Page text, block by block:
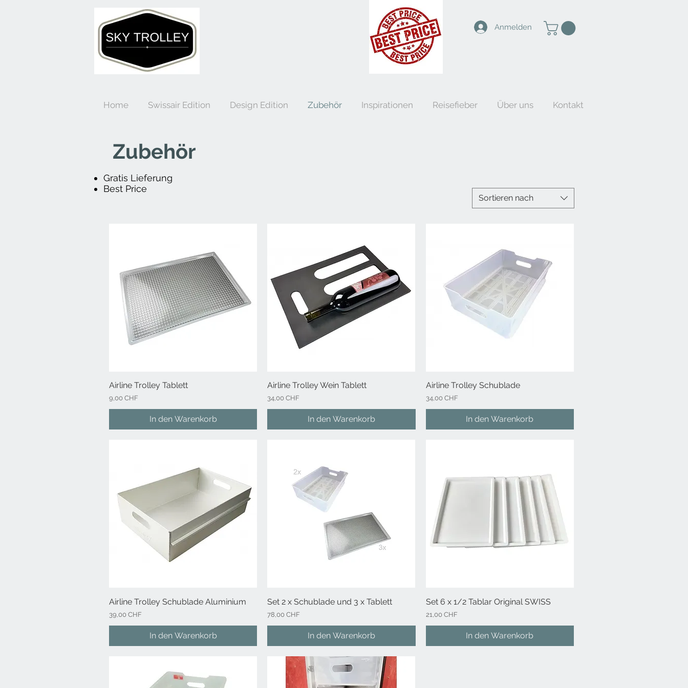
Anmelden
Home Swissair Edition Design Edition Zubehör Inspirationen Reisefieber Über uns Kontakt
Zubehör
Sortieren nach
Schnellansicht
Airline Trolley Tablett
Preis
9,00 CHF
In den Warenkorb
Schnellansicht
Airline Trolley Wein Tablett
Preis
34,00 CHF
In den Warenkorb
Schnellansicht
Airline Trolley Schublade
Preis
34,00 CHF
In den Warenkorb
Schnellansicht
Airline Trolley Schublade Aluminium
Preis
39,00 CHF
In den Warenkorb
Schnellansicht
Set 2 x Schublade und 3 x Tablett
Preis
78,00 CHF
In den Warenkorb
Schnellansicht
Set 6 x 1/2 Tablar Original SWISS
Preis
21,00 CHF
In den Warenkorb
Gratis Lieferung
Best Price